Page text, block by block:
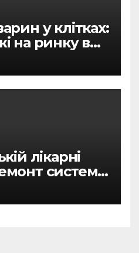
у клітках:
на ринку в
лікарні
системи